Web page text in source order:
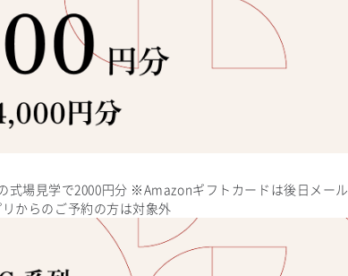
式場見学で2000円分 ※Amazonギフトカードは後日メール
からのご予約の方は対象外